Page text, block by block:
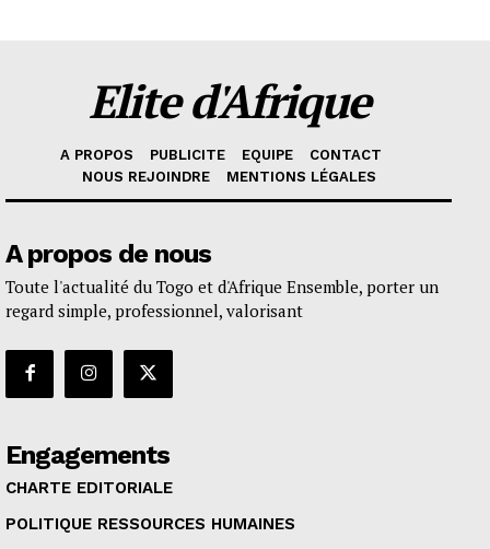
Elite d'Afrique
A PROPOS PUBLICITE EQUIPE
CONTACT
NOUS REJOINDRE
MENTIONS LÉGALES
A propos de nous
Toute l'actualité du Togo et d'Afrique Ensemble, porter un
regard simple, professionnel, valorisant
Engagements
CHARTE EDITORIALE
POLITIQUE RESSOURCES HUMAINES